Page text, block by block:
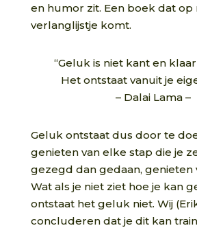
en humor zit. Een boek dat op
verlanglijstje komt.
“Geluk is niet kant en
Het ontstaat vanuit je
– Dalai Lama –
Geluk ontstaat dus door te
genieten van elke stap die je
gezegd dan gedaan, genieten
Wat als je niet ziet hoe je kan
ontstaat het geluk niet. Wij
concluderen dat je dit kan